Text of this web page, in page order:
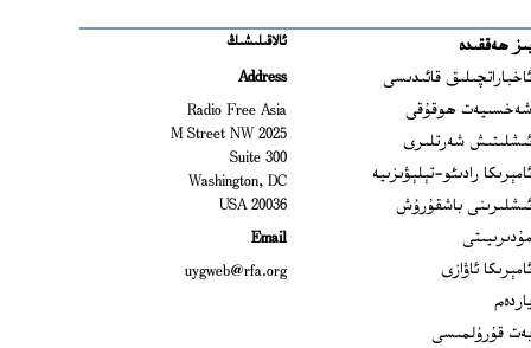
ھەققىدە
ئاخباراتچىلىق قائىدىسى
شەخسىيەت ھوقۇقى
ئىشلىتىش شەرتلىرى
ئامېرىكا رادىئو-تېلېۋىزىيە
ئىشلىرىنى باشقۇرۇش
مۇدىرىيىتى
ئامېرىكا ئاۋازى
ياردەم
بەت قۇرۇلمىسى
ئالاقىلىشىڭ
Address
Radio Free Asia
2025 M Street NW
Suite 300
Washington, DC
20036 USA
Email
uygweb@rfa.org